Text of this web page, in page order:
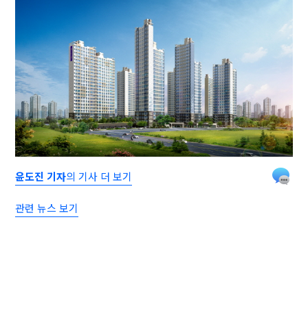
윤도진 기자의 기사 더 보기
관련 뉴스 보기